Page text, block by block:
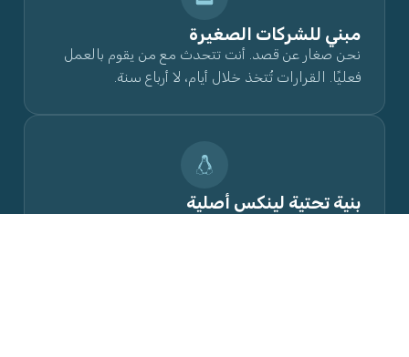
مبني للشركات الصغيرة
نحن صغار عن قصد. أنت تتحدث مع من يقوم بالعمل
فعليًا. القرارات تُتخذ خلال أيام، لا أرباع سنة.
بنية تحتية لينكس أصلية